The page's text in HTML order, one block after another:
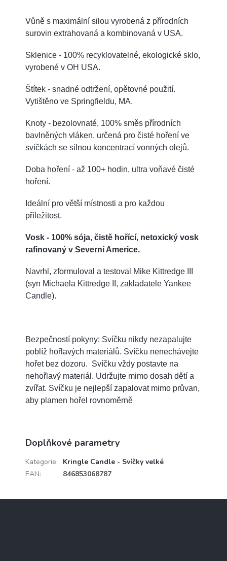
Vůně s maximální silou vyrobená z přírodních
surovin extrahovaná a kombinovaná v USA.
Sklenice - 100% recyklovatelné, ekologické sklo,
vyrobené v OH USA.
Štítek - snadné odtržení, opětovné použití.
Vytištěno ve Springfieldu, MA.
Knoty - bezolovnaté, 100% směs přírodních
bavlněných vláken, určená pro čisté hoření ve
svíčkách se silnou koncentrací vonných olejů.
Doba hoření - až 100+ hodin, ultra voňavé čisté
hoření.
Ideální pro větší místnosti a pro každou
příležitost.
Vosk - 100% sója, čistě hořící, netoxický vosk
rafinovaný v Severní Americe.
Navrhl, zformuloval a testoval Mike Kittredge III
(syn Michaela Kittredge II, zakladatele Yankee
Candle).
Bezpečností pokyny: Svíčku nikdy nezapalujte
poblíž hořlavých materiálů. Svíčku nenechávejte
hořet bez dozoru. Svíčku vždy postavte na
nehořlavý materiál. Udržujte mimo dosah dětí a
zvířat. Svíčku je nejlepší zapalovat mimo průvan,
aby plamen hořel rovnoměrně
Doplňkové parametry
Kategorie:
Kringle Candle - Svíčky velké
EAN: 846853068787